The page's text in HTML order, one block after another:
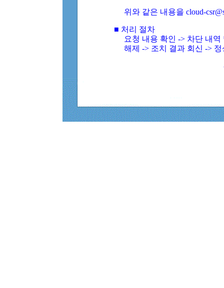
위와 같은 내용을 cloud-
■ 처리 절차
요청 내용 확인 -> 차단 내
해제 -> 조치 결과 회신 ->